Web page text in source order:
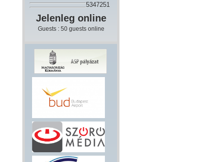
5347251
Jelenleg online
Guests : 50 guests online